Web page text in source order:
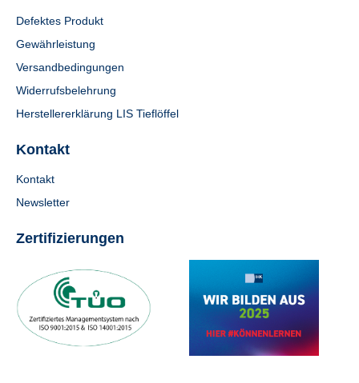
Defektes Produkt
Gewährleistung
Versandbedingungen
Widerrufsbelehrung
Herstellererklärung LIS Tieflöffel
Kontakt
Kontakt
Newsletter
Zertifizierungen